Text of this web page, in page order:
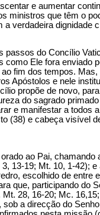
e aumentar
ministros que têm o
verdadeira dignidade
passos do Concílio
como Ele fora
fim dos tempos.
Apóstolos e nele
propõe de novo,
do sagrado
e manifestar a
(38) e cabeça visível
ao Pai,
13-19; Mt. 10, 1-42);
escolhido de entre
que, participando do
28, 16-20; Mc.
a direcção do